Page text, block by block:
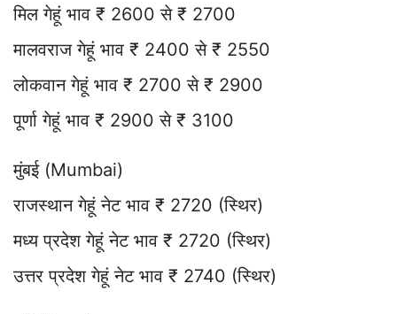
मिल गेहूं भाव ₹ 2600 से ₹ 2700
मालवराज गेहूं भाव ₹ 2400 से ₹ 2550
लोकवान गेहूं भाव ₹ 2700 से ₹ 2900
पूर्णा गेहूं भाव ₹ 2900 से ₹ 3100
मुंबई (Mumbai)
राजस्थान गेहूं नेट भाव ₹ 2720 (स्थिर)
मध्य प्रदेश गेहूं नेट भाव ₹ 2720 (स्थिर)
उत्तर प्रदेश गेहूं नेट भाव ₹ 2740 (स्थिर)